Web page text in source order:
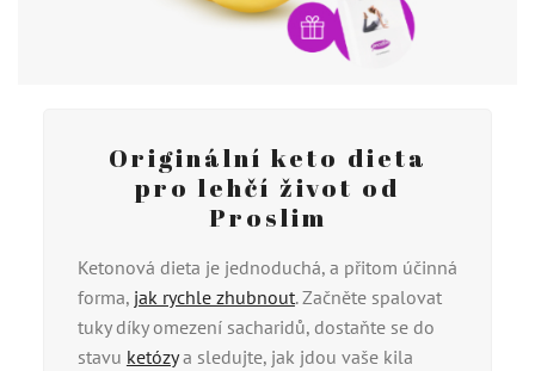
Originální keto dieta
pro lehčí život od
Proslim
Ketonová dieta je jednoduchá, a přitom účinná
forma, jak rychle zhubnout. Začněte spalovat
tuky díky omezení sacharidů, dostaňte se do
stavu ketózya sledujte, jak jdou vaše kila